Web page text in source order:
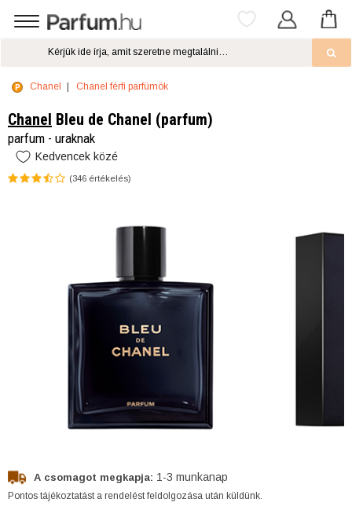
Chanel Chanel férfi parfümök
Chanel Bleu de Chanel (parfum)
parfum - uraknak
Kedvencek közé
(346 értékelés)
A csomagot megkapja: 1-3 munkanap
Pontos tájékoztatást a rendelést feldolgozása után küldünk.